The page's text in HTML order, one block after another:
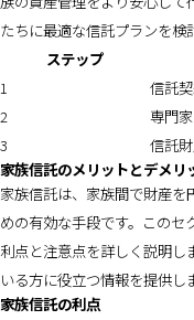
たちに最適な信託プランを検
ステップ
1
信託
2
専門
3
信託
家族信託のメリットとデメリ
家族信託は、家族間で財産
めの有効な手段です。このセ
利点と注意点を詳しく説明し
いる方に役立つ情報を提供し
家族信託の利点